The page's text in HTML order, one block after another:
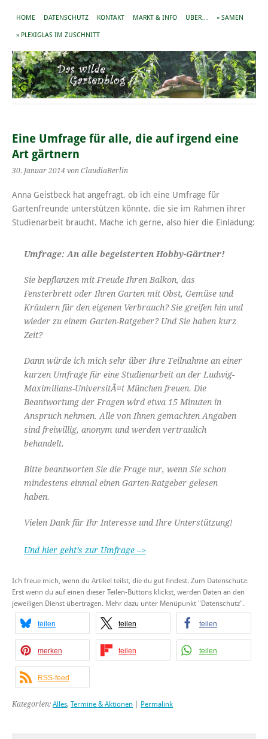
HOME DATENSCHUTZ KONTAKT MARKT & INFO ÜBER… » SAMEN
» PLEXIGLAS IM ZUSCHNITT
Eine Umfrage für alle, die auf irgend eine
Art gärtnern
30. Januar 2014 von ClaudiaBerlin
Anna Geistbeck hat angefragt, ob ich eine Umfrage für
Gartenfreunde unterstützen könnte, die sie im Rahmen ihrer
Studienarbeit braucht. Mache ich gerne, also hier die Einladung:
Umfrage: An alle begeisterten Hobby-Gärtner!
Sie bepflanzen mit Freude Ihren Balkon, das
Fensterbrett oder Ihren Garten mit Obst, Gemüse und
Kräutern für den eigenen Verbrauch? Sie greifen hin und
wieder zu einem Garten-Ratgeber? Und Sie haben kurz
Zeit?
Dann würde ich mich sehr über Ihre Teilnahme an einer
kurzen Umfrage für eine Studienarbeit an der Ludwig-
Maximilians-UniversitÃ¤t München freuen. Die
Beantwortung der Fragen wird etwa 15 Minuten in
Anspruch nehmen. Alle von Ihnen gemachten Angaben
sind freiwillig, anonym und werden vertraulich
behandelt.
Bitte beantworten Sie die Frage nur, wenn Sie schon
mindestens einmal einen Garten-Ratgeber gelesen
haben.
Vielen Dank für Ihr Interesse und Ihre Unterstützung!
Und hier geht’s zur Umfrage –>
Ich freue mich, wenn du Artikel teilst, die du gut findest. Zum Datenschutz:
Erst wenn du auf einen dieser Teilen-Buttons klickst, werden Daten an den
jeweiligen Dienst übertragen. Mehr dazu unter Menüpunkt "Datenschutz".
teilen teilen teilen
merken teilen teilen
RSS-feed
Kategorien: Alles, Termine & Aktionen Permalink